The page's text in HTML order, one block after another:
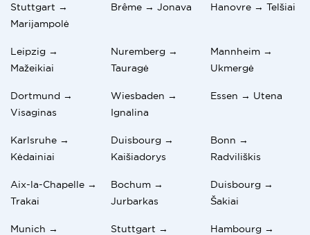
Stuttgart →
Marijampolė
Brême → Jonava Hanovre → Telšiai
Leipzig →
Mažeikiai
Nuremberg →
Tauragė
Mannheim →
Ukmergė
Dortmund →
Visaginas
Wiesbaden →
Ignalina
Essen → Utena
Karlsruhe →
Kėdainiai
Duisbourg →
Kaišiadorys
Bonn →
Radviliškis
Aix-la-Chapelle →
Trakai
Bochum →
Jurbarkas
Duisbourg →
Šakiai
Munich →
Stuttgart →
Hambourg →